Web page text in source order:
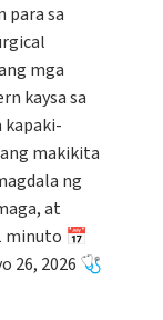
para sa
mga
kaysa sa
kapaki-
makikita
ng
at
minuto 📅
26, 2026 🩺